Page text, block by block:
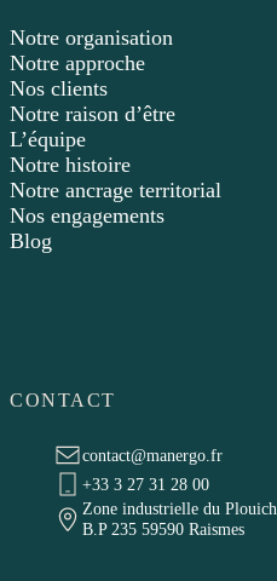
Notre organisation
Notre approche
Nos clients
Notre raison d’être
L’équipe
Notre histoire
Notre ancrage territorial
Nos engagements
Blog
CONTACT
contact@manergo.fr
+33 3 27 31 28 00
Zone industrielle du Plouich,
B.P 235 59590 Raismes